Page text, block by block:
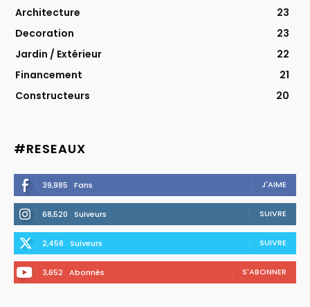
Architecture
23
Decoration
23
Jardin / Extérieur
22
Financement
21
Constructeurs
20
#RESEAUX
39,985 Fans J'AIME
68,520 Suiveurs SUIVRE
2,458 Suiveurs SUIVRE
3,652 Abonnés S'ABONNER